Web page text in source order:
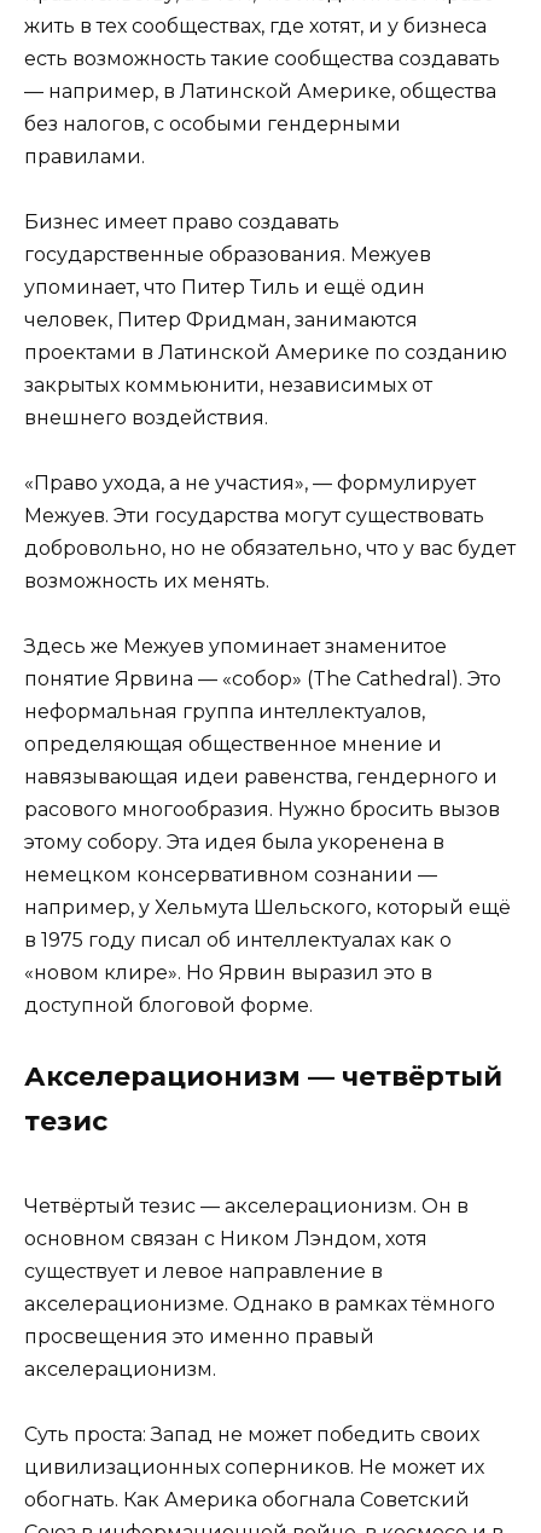
жить в тех сообществах, где хотят, и у бизнеса
есть возможность такие сообщества создавать
— например, в Латинской Америке, общества
без налогов, с особыми гендерными
правилами.
Бизнес имеет право создавать
государственные образования. Межуев
упоминает, что Питер Тиль и ещё один
человек, Питер Фридман, занимаются
проектами в Латинской Америке по созданию
закрытых коммьюнити, независимых от
внешнего воздействия.
«Право ухода, а не участия», — формулирует
Межуев. Эти государства могут существовать
добровольно, но не обязательно, что у вас будет
возможность их менять.
Здесь же Межуев упоминает знаменитое
понятие Ярвина — «собор» (The Cathedral). Это
неформальная группа интеллектуалов,
определяющая общественное мнение и
навязывающая идеи равенства, гендерного и
расового многообразия. Нужно бросить вызов
этому собору. Эта идея была укоренена в
немецком консервативном сознании —
например, у Хельмута Шельского, который ещё
в 1975 году писал об интеллектуалах как о
«новом клире». Но Ярвин выразил это в
доступной блоговой форме.
Акселерационизм — четвёртый
тезис
Четвёртый тезис — акселерационизм. Он в
основном связан с Ником Лэндом, хотя
существует и левое направление в
акселерационизме. Однако в рамках тёмного
просвещения это именно правый
акселерационизм.
Суть проста: Запад не может победить своих
цивилизационных соперников. Не может их
обогнать. Как Америка обогнала Советский